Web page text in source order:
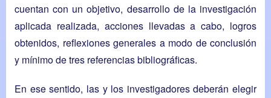
cuentan con un objetivo, desarrollo de la investigación
aplicada realizada, acciones llevadas a cabo, logros
obtenidos, reflexiones generales a modo de conclusión
y mínimo de tres referencias bibliográficas.
En ese sentido, las y los investigadores deberán elegir